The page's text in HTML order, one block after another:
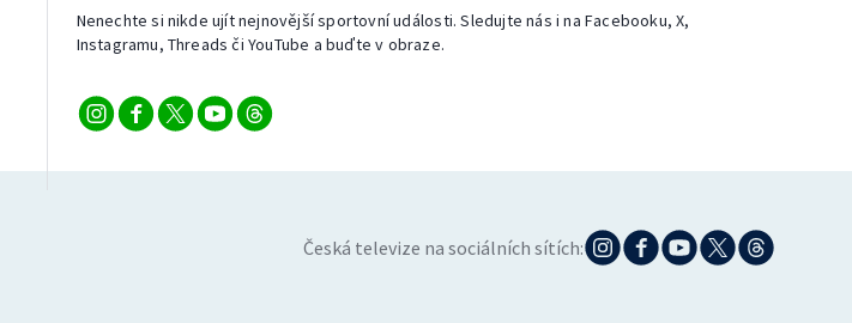
Nenechte si nikde ujít nejnovější sportovní události. Sledujte nás i na Facebooku, X,
Instagramu, Threads či YouTube a buďte v obraze.
Česká televize na sociálních sítích: